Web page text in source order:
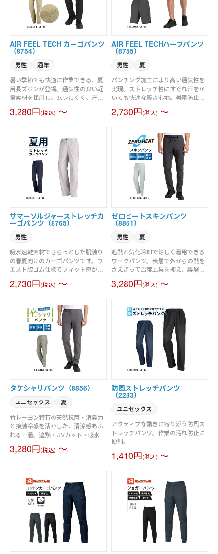
AIR FEEL TECH カーゴパンツ
（8754）
男性 通年
暑い季節でも快適に作業できる、夏
用長ズボンが登場。通気性の良い軽
量素材を採用し、ムレにくく、汗ば
ープします。さらに速乾性に優れて
3,280円(税込) ～
AIR FEEL TECHハーフパンツ
（8755）
男性 夏
パンチング加工により高い通気性を
実現。ストレッチ性にすぐれ汗をか
いても快適な履き心地。帯電防止素
くくした素材を使用しています
2,730円(税込) ～
サマーソルジャーストレッチカ
ーゴパンツ（8765）
男性
吸水速乾素材でさらっとした肌触り
の春夏向けのカーゴパンツです。ウ
エスト脇ゴム仕様でフィット感がよ
細かな調節も可能です。左右には使
ました。股下には消臭テープが縫い
込まれており、暑い季節に気になる
ニオイも軽減。生地は洗濯してもか
乾きやすい綿ポリエステルです。シ
ンプルなデザインで、毎日の仕事や
休日にも使いやすいカーゴパンツで
2,730円(税込) ～
ゼロヒートスキンパンツ
（8861）
男性 夏
遮熱と気化冷却で涼しく着用できる
ワークパンツ。表層で外からの熱を
さえぎって温度上昇を抑え、裏層は
り。暑い日でも涼しさがしっかり持
かな着心地に加え、吸水速乾やUVカ
ット機能も完備。ウエストのスピン
ドルは、内側と外側を選んで使える
両用仕様になっています。
3,280円(税込) ～
タケシャリパンツ（8856）
ユニセックス 夏
竹レーヨン特有の天然抗菌・消臭力
と接触冷感を活かした、清涼感あふ
れる一着。遮熱・UVカット・吸水速
日差しが強くなる季節も衣服内を常
しているので収納力もバッチリ。さ
らに、ストレッチ性と帯電防止機能
を兼ね備え、あらゆる作業シーンで
の動きやすさと安全性も確保してい
3,280円(税込) ～
防風ストレッチパンツ
（2283）
ユニセックス
アクティブな動きに寄り添う防風ス
トレッチパンツ。作業の汚れ防止に
便利。
1,410円(税込) ～